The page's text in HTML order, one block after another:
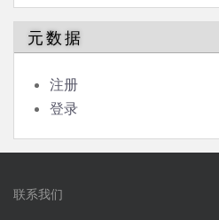
元数据
注册
登录
联系我们